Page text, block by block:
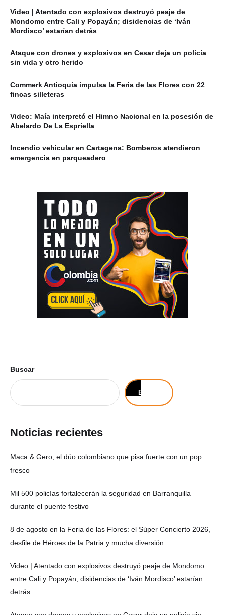
Video | Atentado con explosivos destruyó peaje de
Mondomo entre Cali y Popayán; disidencias de ‘Iván
Mordisco’ estarían detrás
Ataque con drones y explosivos en Cesar deja un policía
sin vida y otro herido
Commerk Antioquia impulsa la Feria de las Flores con 22
fincas silleteras
Video: Maía interpretó el Himno Nacional en la posesión de
Abelardo De La Espriella
Incendio vehicular en Cartagena: Bomberos atendieron
emergencia en parqueadero
Buscar
Buscar
Noticias recientes
Maca & Gero, el dúo colombiano que pisa fuerte con un pop
fresco
Mil 500 policías fortalecerán la seguridad en Barranquilla
durante el puente festivo
8 de agosto en la Feria de las Flores: el Súper Concierto 2026,
desfile de Héroes de la Patria y mucha diversión
Video | Atentado con explosivos destruyó peaje de Mondomo
entre Cali y Popayán; disidencias de ‘Iván Mordisco’ estarían
detrás